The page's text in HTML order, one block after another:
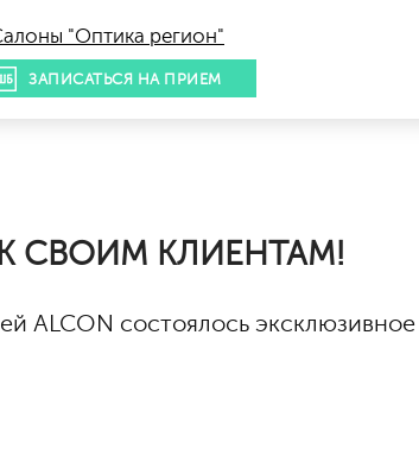
"Оптика регион"
ЗАПИСАТЬСЯ НА ПРИЕМ
СВОИМ КЛИЕНТАМ!
ALCON состоялось